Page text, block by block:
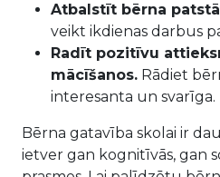
Atbalstīt bērna
veikt ikdienas darbus
Radīt pozitīvu
mācīšanos. Rādiet
interesanta un svarīga.
Bērna gatavība skolai ir
ietver gan kognitīvās, gan